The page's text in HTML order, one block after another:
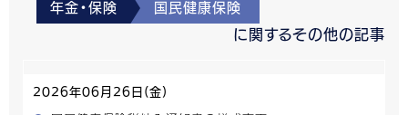
年金・保険 国民健康保険
に関するその他の記事
2026年06月26日(金)